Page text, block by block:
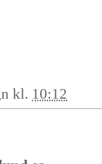
kl. 10:12